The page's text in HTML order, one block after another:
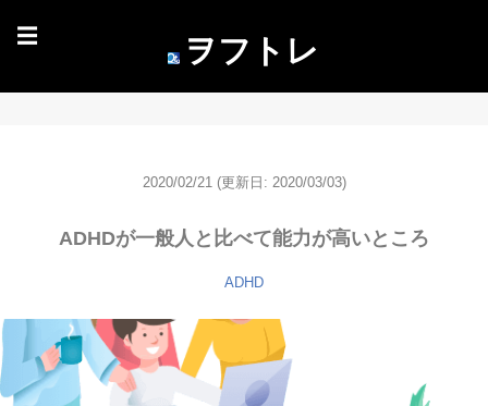
☰ ヲフトレ
2020/02/21 (更新日: 2020/03/03)
ADHDが一般人と比べて能力が高いところ
ADHD